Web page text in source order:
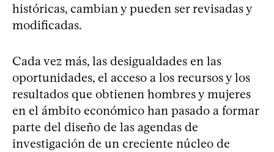
históricas, cambian y pueden ser revisadas y
modificadas.
Cada vez más, las desigualdades en las
oportunidades, el acceso a los recursos y los
resultados que obtienen hombres y mujeres
en el ámbito económico han pasado a formar
parte del diseño de las agendas de
investigación de un creciente núcleo de